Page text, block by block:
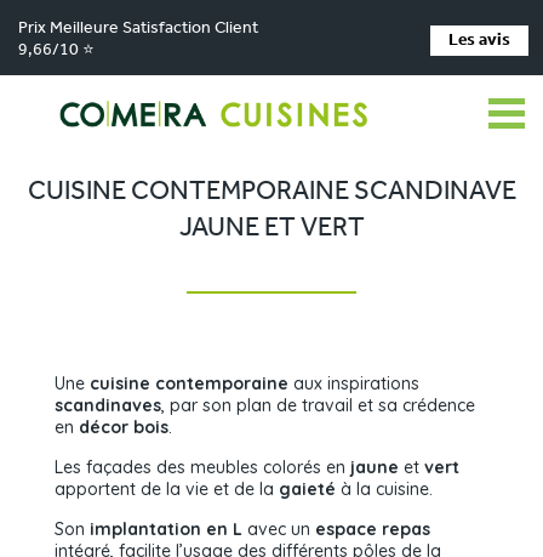
Prix Meilleure Satisfaction Client
9,66/10 ⭐
Les avis
Comera Cuisines > Nos magasins de cuisine > Cuisiniste Voglans
Réalisations > Cuisine contemporaine scandinave jaune et vert
CUISINE CONTEMPORAINE SCANDINAVE
JAUNE ET VERT
Une cuisine contemporaine aux inspirations
scandinaves, par son plan de travail et sa crédence
en décor bois.
Les façades des meubles colorés en jaune et vert
apportent de la vie et de la gaieté à la cuisine.
Son implantation en L avec un espace repas
intégré, facilite l’usage des différents pôles de la